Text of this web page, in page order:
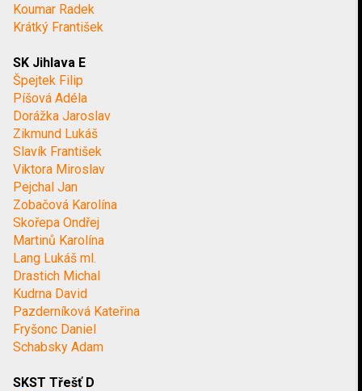
Koumar Radek
Krátký František
SK Jihlava E
Špejtek Filip
Píšová Adéla
Dorážka Jaroslav
Zikmund Lukáš
Slavík František
Viktora Miroslav
Pejchal Jan
Zobačová Karolína
Skořepa Ondřej
Martinů Karolína
Lang Lukáš ml.
Drastich Michal
Kudrna David
Pazderníková Kateřina
Fryšonc Daniel
Schabsky Adam
SKST Třešť D